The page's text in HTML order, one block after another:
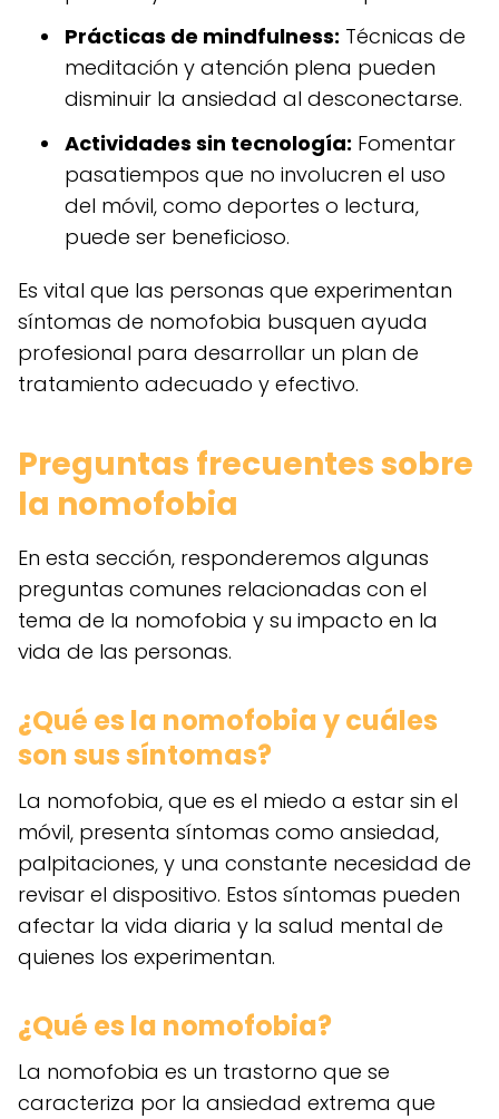
Prácticas de mindfulness: Técnicas de
meditación y atención plena pueden
disminuir la ansiedad al desconectarse.
Actividades sin tecnología: Fomentar
pasatiempos que no involucren el uso
del móvil, como deportes o lectura,
puede ser beneficioso.
Es vital que las personas que experimentan
síntomas de nomofobia busquen ayuda
profesional para desarrollar un plan de
tratamiento adecuado y efectivo.
Preguntas frecuentes sobre
la nomofobia
En esta sección, responderemos algunas
preguntas comunes relacionadas con el
tema de la nomofobia y su impacto en la
vida de las personas.
¿Qué es la nomofobia y cuáles
son sus síntomas?
La nomofobia, que es el miedo a estar sin el
móvil, presenta síntomas como ansiedad,
palpitaciones, y una constante necesidad de
revisar el dispositivo. Estos síntomas pueden
afectar la vida diaria y la salud mental de
quienes los experimentan.
¿Qué es la nomofobia?
La nomofobia es un trastorno que se
caracteriza por la ansiedad extrema que